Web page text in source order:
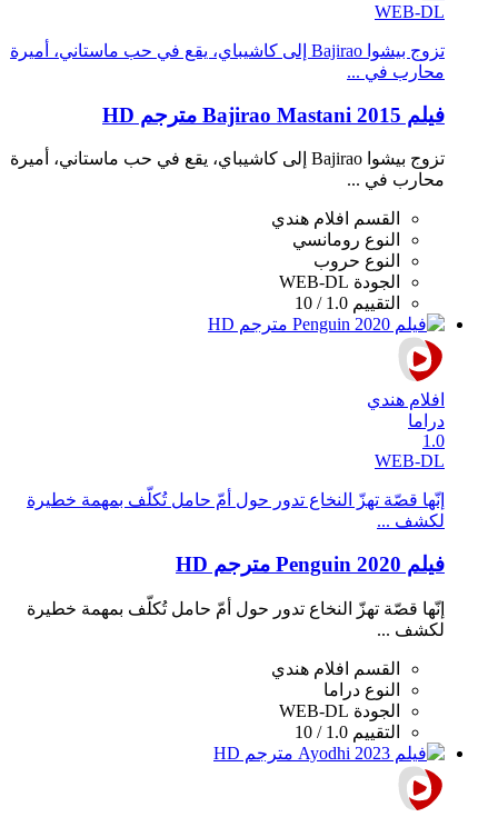
WEB-DL
تزوج بيشوا Bajirao إلى كاشيباي، يقع في حب ماستاني، أميرة
محارب في ...
فيلم Bajirao Mastani 2015 مترجم HD
تزوج بيشوا Bajirao إلى كاشيباي، يقع في حب ماستاني، أميرة
محارب في ...
القسم افلام هندي
النوع رومانسي
النوع حروب
الجودة WEB-DL
التقييم 1.0 / 10
افلام هندي
دراما
1.0
WEB-DL
إنّها قصّة تهزّ النخاع تدور حول أمّ حامل تُكلّف بمهمة خطيرة
لكشف ...
فيلم Penguin 2020 مترجم HD
إنّها قصّة تهزّ النخاع تدور حول أمّ حامل تُكلّف بمهمة خطيرة
لكشف ...
القسم
افلام هندي
النوع دراما
الجودة WEB-DL
التقييم 1.0 / 10